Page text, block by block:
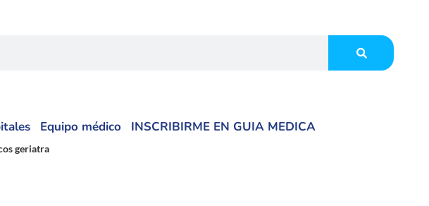
Equipo médico INSCRIBIRME EN GUIA MEDICA
geriatra